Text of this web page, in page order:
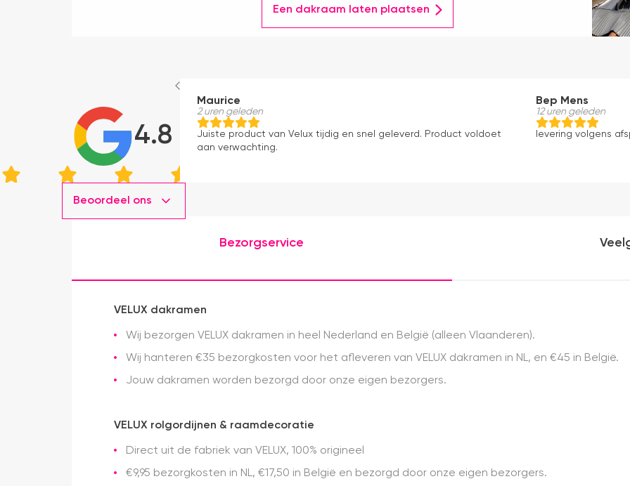
Een dakraam laten plaatsen
4.8
Beoordeel ons
Maurice
2 uren geleden
Juiste product van Velux tijdig en snel geleverd. Product voldoet
aan verwachting.
Bep Mens
12 uren geleden
levering volgens
Bezorgservice
VELUX dakramen
Wij bezorgen VELUX dakramen in heel Nederland en België (alleen Vlaanderen).
Wij hanteren €35 bezorgkosten voor het afleveren van VELUX dakramen in NL, en €45 in België.
Jouw dakramen worden bezorgd door onze eigen bezorgers.
VELUX rolgordijnen & raamdecoratie
Direct uit de fabriek van VELUX, 100% origineel
€9,95 bezorgkosten in NL, €17,50 in België en bezorgd door onze eigen bezorgers.